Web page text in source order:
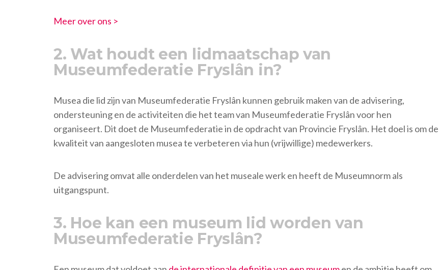
Meer over ons >
2. Wat houdt een lidmaatschap van
Museumfederatie Fryslân in?
Musea die lid zijn van Museumfederatie Fryslân kunnen gebruik maken van de advisering,
ondersteuning en de activiteiten die het team van Museumfederatie Fryslân voor hen
organiseert. Dit doet de Museumfederatie in de opdracht van Provincie Fryslân. Het doel is om de
kwaliteit van aangesloten musea te verbeteren via hun (vrijwillige) medewerkers.
De advisering omvat alle onderdelen van het museale werk en heeft de Museumnorm als
uitgangspunt.
3. Hoe kan een museum lid worden van
Museumfederatie Fryslân?